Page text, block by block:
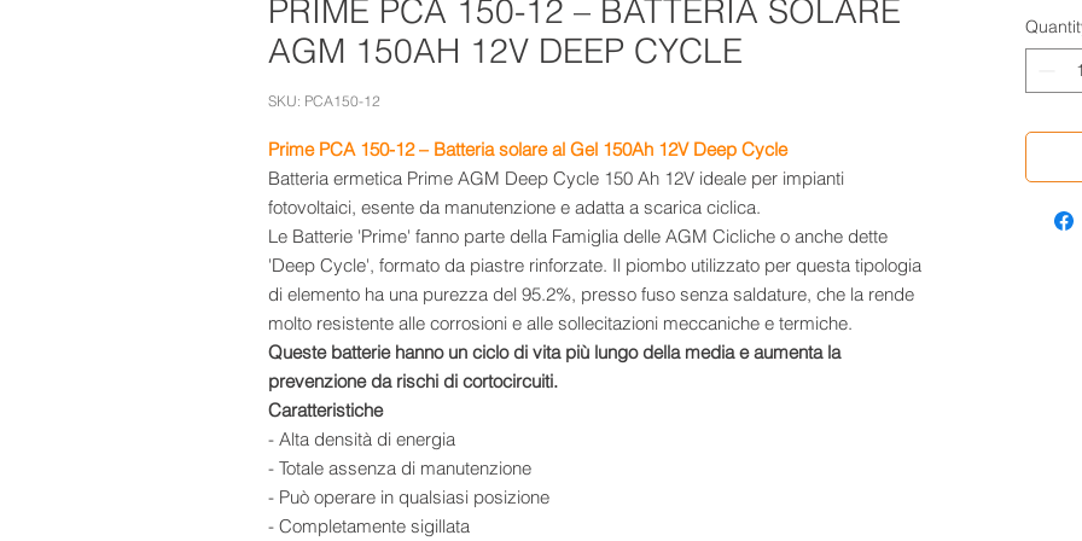
PRIME PCA 150-12 – BATTERIA SOLARE
AGM 150AH 12V DEEP CYCLE
SKU: PCA150-12
Prime PCA 150-12 – Batteria solare al Gel 150Ah 12V Deep Cycle
Batteria ermetica Prime AGM Deep Cycle 150 Ah 12V ideale per impianti
fotovoltaici, esente da manutenzione e adatta a scarica ciclica.
Le Batterie 'Prime' fanno parte della Famiglia delle AGM Cicliche o anche dette
'Deep Cycle', formato da piastre rinforzate. Il piombo utilizzato per questa tipologia
di elemento ha una purezza del 95.2%, presso fuso senza saldature, che la rende
molto resistente alle corrosioni e alle sollecitazioni meccaniche e termiche.
Queste batterie hanno un ciclo di vita più lungo della media e aumenta la
prevenzione da rischi di cortocircuiti.
Caratteristiche
- Alta densità di energia
- Totale assenza di manutenzione
- Può operare in qualsiasi posizione
- Completamente sigillata